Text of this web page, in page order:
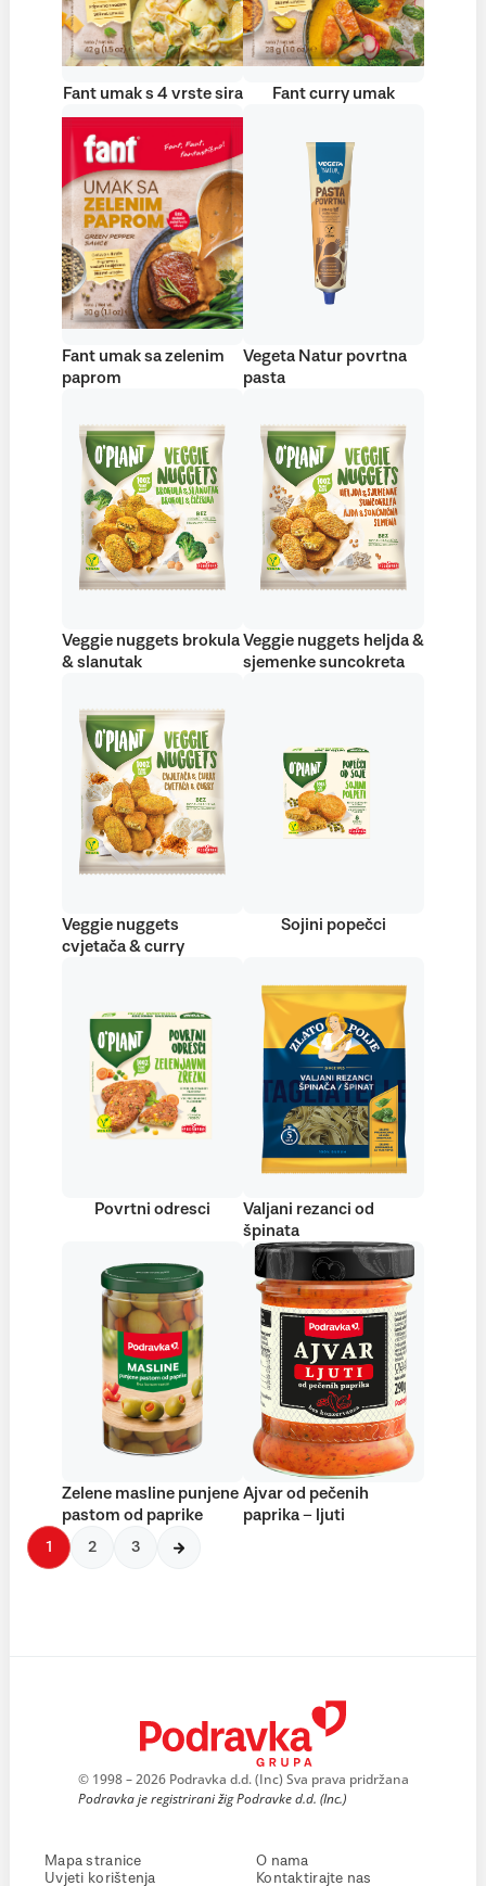
Fant umak s 4 vrste sira Fant curry umak
Fant umak sa zelenim
paprom
Vegeta Natur povrtna
pasta
Veggie nuggets brokula
& slanutak
Veggie nuggets heljda &
sjemenke suncokreta
Veggie nuggets
cvjetača & curry
Sojini popečci
Povrtni odresci
Valjani rezanci od
špinata
Zelene masline punjene
pastom od paprike
Ajvar od pečenih
paprika – ljuti
1 2 3
© 1998 – 2026 Podravka d.d. (Inc) Sva prava pridržana
Podravka je registrirani žig Podravke d.d. (Inc.)
Mapa stranice
Uvjeti korištenja
O nama
Kontaktirajte nas